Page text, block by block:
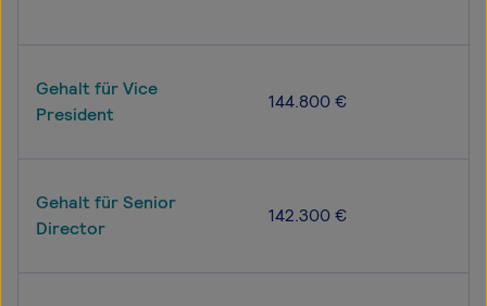
Gehalt für Vice
President
144.800 €
Gehalt für Senior
Director
142.300 €